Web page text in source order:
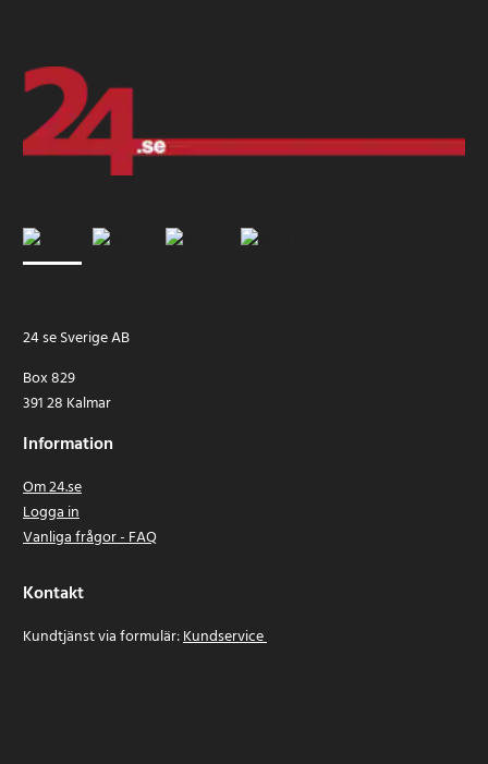
24 se Sverige AB
Box 829
391 28 Kalmar
Information
Om 24.se
Logga in
Vanliga frågor - FAQ
Kontakt
Kundtjänst via formulär:Kundservice